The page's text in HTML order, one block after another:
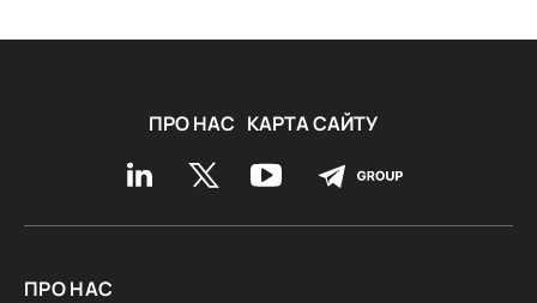
ПРО НАС КАРТА САЙТУ
ПРО НАС